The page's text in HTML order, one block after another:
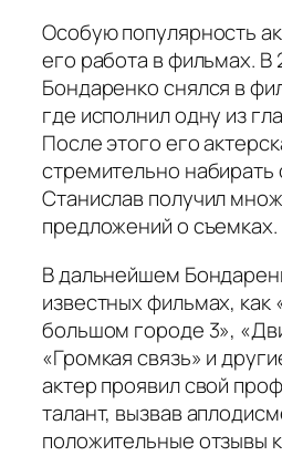
Особую популярность
его работа в фильмах. В
Бондаренко снялся в
где исполнил одну из
После этого его
стремительно набирать
Станислав получил
предложений о съемках.
В дальнейшем
известных фильмах,
большом городе 3»,
«Громкая связь» и
актер проявил свой
талант, вызвав
положительные отзывы